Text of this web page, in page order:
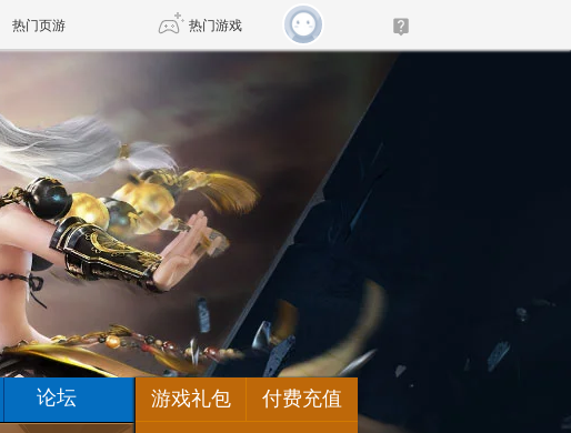
热门页游 热门游戏
魔兽
天堂 剑网3旗舰版 新天龙八部
王权与自由 诛仙世界 新仙侠5
论坛 游戏礼包 付费充值